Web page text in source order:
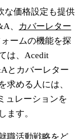
な価格設定も提供
、
カバーレター
ームの機能を探
は、 Acedit
とカバーレター
求める人には、
ュレーションを
ます。
職活動戦略をど